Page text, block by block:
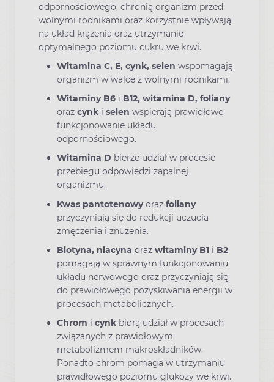
odpornościowego, chronią organizm przed
wolnymi rodnikami oraz korzystnie wpływają
na układ krążenia oraz utrzymanie
optymalnego poziomu cukru we krwi.
Witamina C, E, cynk, selen wspomagają
organizm w walce z wolnymi rodnikami.
Witaminy B6 i B12, witamina D, foliany
oraz cynk i selen wspierają prawidłowe
funkcjonowanie układu
odpornościowego.
Witamina D bierze udział w procesie
przebiegu odpowiedzi zapalnej
organizmu.
Kwas pantotenowyoraz foliany
przyczyniają się do redukcji uczucia
zmęczenia i znużenia.
Biotyna, niacyna oraz witaminy B1 i B2
pomagają w sprawnym funkcjonowaniu
układu nerwowego oraz przyczyniają się
do prawidłowego pozyskiwania energii w
procesach metabolicznych.
Chrom i cynk biorą udział w procesach
związanych z prawidłowym
metabolizmem makroskładników.
Ponadto chrom pomaga w utrzymaniu
prawidłowego poziomu glukozy we krwi.